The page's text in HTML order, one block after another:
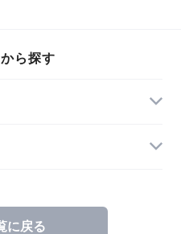
ら探す
に戻る